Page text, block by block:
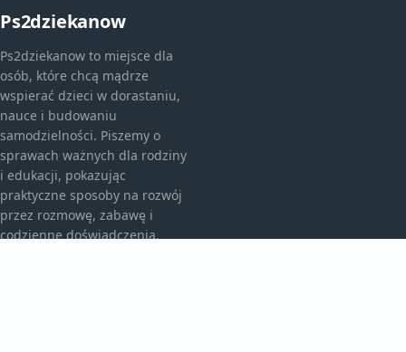
Ps2dziekanow
Ps2dziekanow to miejsce dla
osób, które chcą mądrze
wspierać dzieci w dorastaniu,
nauce i budowaniu
samodzielności. Piszemy o
sprawach ważnych dla rodziny
i edukacji, pokazując
praktyczne sposoby na rozwój
przez rozmowę, zabawę i
codzienne doświadczenia.